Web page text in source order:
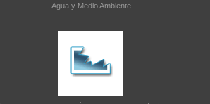
Agua y Medio Ambiente